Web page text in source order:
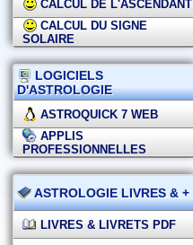
CALCUL DE L'ASCENDANT
CALCUL DU SIGNE
SOLAIRE
LOGICIELS
D'ASTROLOGIE
ASTROQUICK 7 WEB
APPLIS
PROFESSIONNELLES
ASTROLOGIE LIVRES & +
LIVRES & LIVRETS PDF